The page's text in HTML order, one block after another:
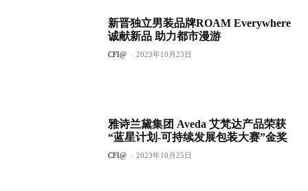
新晋独立男装品牌ROAM Everywhere
诚献新品 助力都市漫游
CFI@ - 2023年10月23日
雅诗兰黛集团 Aveda 艾梵达产品荣获
“蓝星计划-可持续发展包装大赛”金奖
CFI@ - 2023年10月25日